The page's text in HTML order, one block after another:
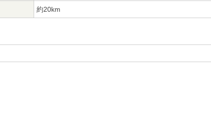
約20km